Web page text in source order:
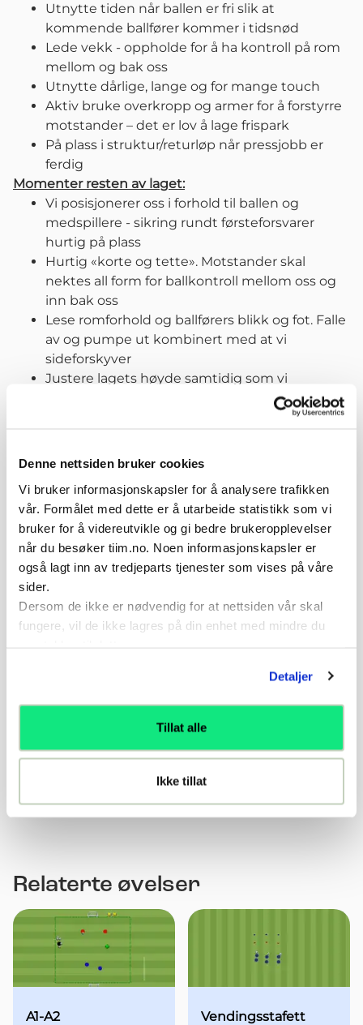
Denne nettsiden bruker cookies
Vi bruker informasjonskapsler for å analysere trafikken
vår. Formålet med dette er å utarbeide statistikk som vi
bruker for å videreutvikle og gi bedre brukeropplevelser
når du besøker tiim.no. Noen informasjonskapsler er
også lagt inn av tredjeparts tjenester som vises på våre
sider.
Dersom de ikke er nødvendig for at nettsiden vår skal
fungere, vil de ikke lagres på din enhet med mindre du
Detaljer
Tillat alle
Ikke tillat
Utnytte tiden når ballen er fri slik at
kommende ballfører kommer i tidsnød
Lede vekk - oppholde for å ha kontroll på rom
mellom og bak oss
Utnytte dårlige, lange og for mange touch
Aktiv bruke overkropp og armer for å forstyrre
motstander – det er lov å lage frispark
På plass i struktur/returløp når pressjobb er
ferdig
Momenter resten av laget:
Vi posisjonerer oss i forhold til ballen og
medspillere - sikring rundt førsteforsvarer
hurtig på plass
Hurtig «korte og tette». Motstander skal
nektes all form for ballkontroll mellom oss og
inn bak oss
Lese romforhold og ballførers blikk og fot. Falle
av og pumpe ut kombinert med at vi
sideforskyver
Justere lagets høyde samtidig som vi
Overspilte spillere hurtig inn i press eller full
Sidestillt kroppstilling i bakre ledd
reagere hurtig og samla på tydelig definerte
pressesignaler som støttepasning, feilvendt
spiller, ball til back etc
Organisering
30 x 40 m eller en kvart bane
Spill 5 mot 5 mot to mål (keepere)
Antall spillere
til 1F rollen så kan vi lage banen litt mindre
igjen.
Relaterte øvelser
A1-A2
Vendingsstafett